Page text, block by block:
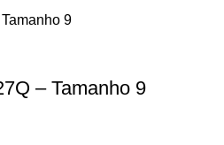
– Tamanho 9